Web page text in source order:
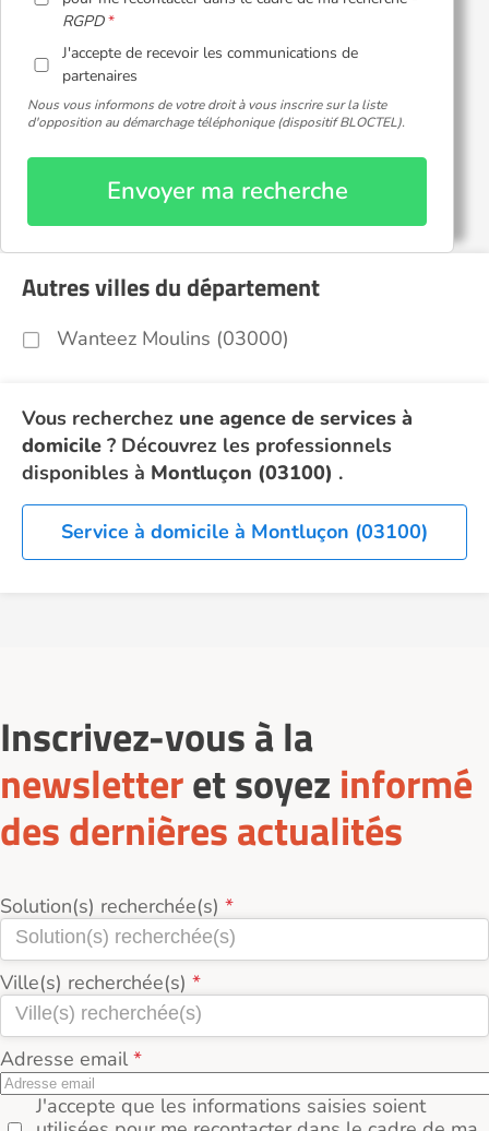
RGPD
J'accepte de recevoir les communications de
partenaires
Nous vous informons de votre droit à vous inscrire sur la liste
d'opposition au démarchage téléphonique (dispositif BLOCTEL).
Envoyer ma recherche
Autres villes du département
Wanteez Moulins (03000)
Vous recherchez une agence de services à
domicile ? Découvrez les professionnels
disponibles à Montluçon (03100) .
Service à domicile à Montluçon (03100)
Inscrivez-vous à la
newsletteret soyez informé
des dernières actualités
Solution(s) recherchée(s)
Ville(s) recherchée(s)
Adresse email
J'accepte que les informations saisies soient